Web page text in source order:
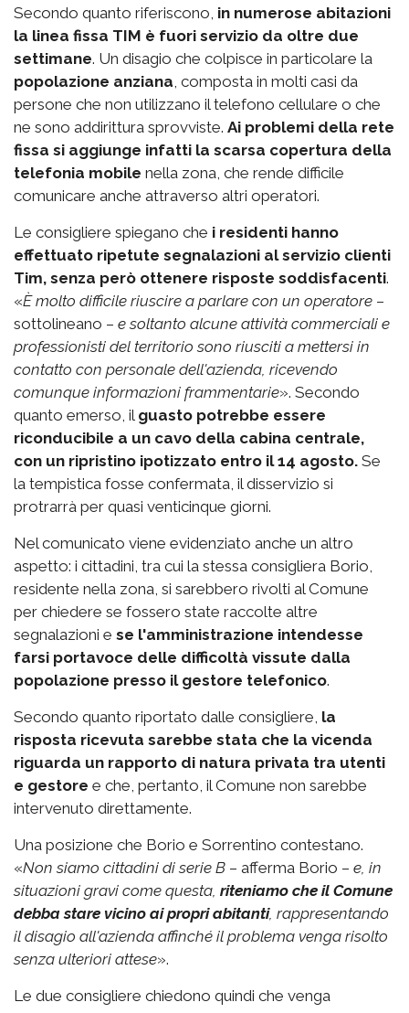
Secondo quanto riferiscono, in numerose abitazioni
la linea fissa TIM è fuori servizio da oltre due
settimane. Un disagio che colpisce in particolare la
popolazione anziana, composta in molti casi da
persone che non utilizzano il telefono cellulare o che
ne sono addirittura sprovviste. Ai problemi della rete
fissa si aggiunge infatti la scarsa copertura della
telefonia mobile nella zona, che rende difficile
comunicare anche attraverso altri operatori.
Le consigliere spiegano che i residenti hanno
effettuato ripetute segnalazioni al servizio clienti
Tim, senza però ottenere risposte soddisfacenti.
«È molto difficile riuscire a parlare con un operatore –
sottolineano – e soltanto alcune attività commerciali e
professionisti del territorio sono riusciti a mettersi in
contatto con personale dell'azienda, ricevendo
comunque informazioni frammentarie». Secondo
quanto emerso, il guasto potrebbe essere
riconducibile a un cavo della cabina centrale,
con un ripristino ipotizzato entro il 14 agosto. Se
la tempistica fosse confermata, il disservizio si
protrarrà per quasi venticinque giorni.
Nel comunicato viene evidenziato anche un altro
aspetto: i cittadini, tra cui la stessa consigliera Borio,
residente nella zona, si sarebbero rivolti al Comune
per chiedere se fossero state raccolte altre
segnalazioni e se l'amministrazione intendesse
farsi portavoce delle difficoltà vissute dalla
popolazione presso il gestore telefonico.
Secondo quanto riportato dalle consigliere, la
risposta ricevuta sarebbe stata che la vicenda
riguarda un rapporto di natura privata tra utenti
e gestore e che, pertanto, il Comune non sarebbe
intervenuto direttamente.
Una posizione che Borio e Sorrentino contestano.
«Non siamo cittadini di serie B – afferma Borio – e, in
situazioni gravi come questa, riteniamo che il Comune
debba stare vicino ai propri abitanti, rappresentando
il disagio all'azienda affinché il problema venga risolto
senza ulteriori attese».
Le due consigliere chiedono quindi che venga